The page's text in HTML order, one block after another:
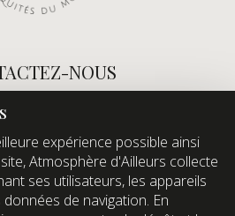
NOUS
+33 (0)1 60 12 68 26
de Quincampoix
de Roussigny
Les Molières
expérience possible ainsi
Atmosphère d'Ailleurs collecte
ses utilisateurs, les appareils
de navigation. En